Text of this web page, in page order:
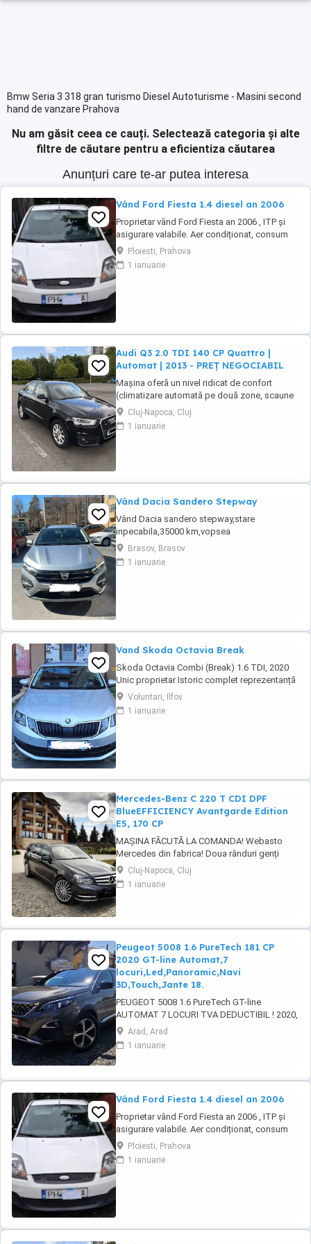
Bmw Seria 3 318 gran turismo Diesel Autoturisme - Masini second
hand de vanzare Prahova
Nu am găsit ceea ce cauți. Selectează categoria și alte
filtre de căutare pentru a eficientiza căutarea
Anunțuri care te-ar putea interesa
Vând Ford Fiesta 1.4 diesel an 2006
Proprietar vând Ford Fiesta an 2006 , ITP și
asigurare valabile. Aer condiționat, consum
mic , mașina de folosit în oraș dar nu numai.
Mașina se vinde doar cu perfectarea actelor.
Pentru cei interesați mai multe detalii la
Ploiesti, Prahova
1 ianuarie
Audi Q3 2.0 TDI 140 CP Quattro |
Automat | 2013 - PREȚ NEGOCIABIL
Mașina oferă un nivel ridicat de confort
(climatizare automată pe două zone, scaune
față încălzite, volan multifuncțional îmbrăcat
în piele, cruise control, sistem start stop,
senzori de ploaie, oglinzi electrice, keyless
Cluj-Napoca, Cluj
1 ianuarie
Vând Dacia Sandero Stepway
Vând Dacia sandero stepway,stare
inpecabila,35000 km,vopsea
metalizata,navigatiedin fabrica,gpl din fabrică
incalzire in scaune ,geamuri electrice ,varianta
full option,cauciucuri noi de vara
Brasov, Brasov
1 ianuarie
Vand Skoda Octavia Break
Skoda Octavia Combi (Break) 1.6 TDI, 2020
Unic proprietar Istoric complet reprezentanță
Se vinde Skoda Octavia Combi (Break), an
fabricație 2020, în stare foarte bună de
funcționare și întreținere. Mașina a avut un
Voluntari, Ilfov
1 ianuarie
Mercedes-Benz C 220 T CDI DPF
BlueEFFICIENCY Avantgarde Edition
E5, 170 CP
MAȘINA FĂCUTĂ LA COMANDA! Webasto
Mercedes din fabrica! Doua rânduri genți
echipate. Echipament special: Faruri bi-xenon
cu distribuție adaptivă a luminii (Intelligent
Light System), sistem de asistență la
de combustibil: ...
Cluj-Napoca, Cluj
1 ianuarie
Peugeot 5008 1.6 PureTech 181 CP
2020 GT-line Automat,7
locuri,Led,Panoramic,Navi
3D,Touch,Jante 18.
PEUGEOT 5008 1.6 PureTech GT-line
AUTOMAT 7 LOCURI TVA DEDUCTIBIL ! 2020,
149.000 km, 133-181 kW-CP ABS, ESP, EPC,
servotronic, START-STOP motor, KEYLESS
ENTRY-GO, faruri LED adaptive HIGH BEAM,
Arad, Arad
1 ianuarie
Vând Ford Fiesta 1.4 diesel an 2006
Proprietar vând Ford Fiesta an 2006 , ITP și
asigurare valabile. Aer condiționat, consum
mic , mașina de folosit în oraș dar nu numai.
Mașina se vinde doar cu perfectarea actelor.
Pentru cei interesați mai multe detalii la
Ploiesti, Prahova
1 ianuarie